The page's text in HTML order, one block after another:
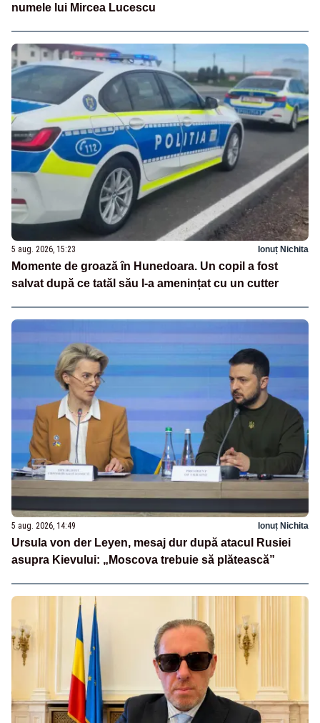
numele lui Mircea Lucescu
5 aug. 2026, 15:23 Ionuț Nichita
Momente de groază în Hunedoara. Un copil a fost
salvat după ce tatăl său l-a amenințat cu un cutter
5 aug. 2026, 14:49 Ionuț Nichita
Ursula von der Leyen, mesaj dur după atacul Rusiei
asupra Kievului: „Moscova trebuie să plătească”